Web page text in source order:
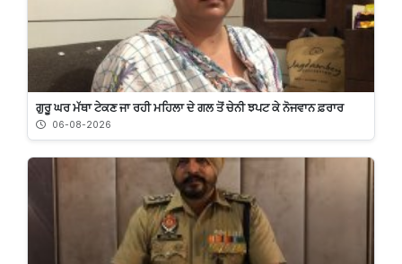
ਗੁਰੂ ਘਰ ਮੱਥਾ ਟੇਕਣ ਜਾ ਰਹੀ ਮਹਿਲਾ ਦੇ ਗਲ ਤੋਂ ਚੇਨੀ ਝਪਟ ਕੇ ਨੋਜਵਾਨ ਫ਼ਰਾਰ
06-08-2026